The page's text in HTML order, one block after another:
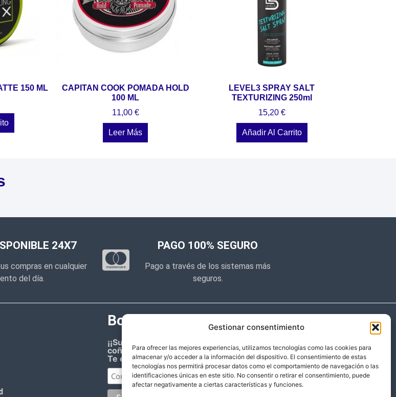
Gestionar consentimiento
Para ofrecer las mejores experiencias, utilizamos tecnologías como las cookies para
almacenar y/o acceder a la información del dispositivo. El consentimiento de estas
tecnologías nos permitirá procesar datos como el comportamiento de navegación o las
identificaciones únicas en este sitio. No consentir o retirar el consentimiento, puede
afectar negativamente a ciertas características y funciones.
150 ML
CAPITAN COOK POMADA HOLD
100 ML
11,00 €
Leer Más
LEVEL3 SPRAY SALT
TEXTURIZING 250ml
15,20 €
Añadir Al Carrito
24X7
compras en cualquier
del día.
PAGO 100% SEGURO
Pago a través de los sistemas más
seguros.
Boletín de noticias
¡¡Suscríbete y prometemos no dar mucho el
coñazo.!!
Te enviaremos sólo cosas importantes.